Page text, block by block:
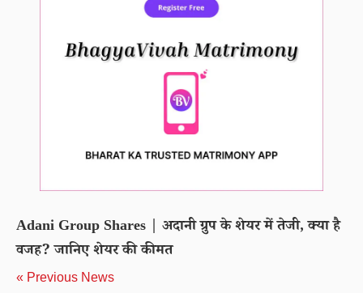
Adani Group Shares | अदानी ग्रुप के शेयर में तेजी, क्या है
वजह? जानिए शेयर की कीमत
« Previous News